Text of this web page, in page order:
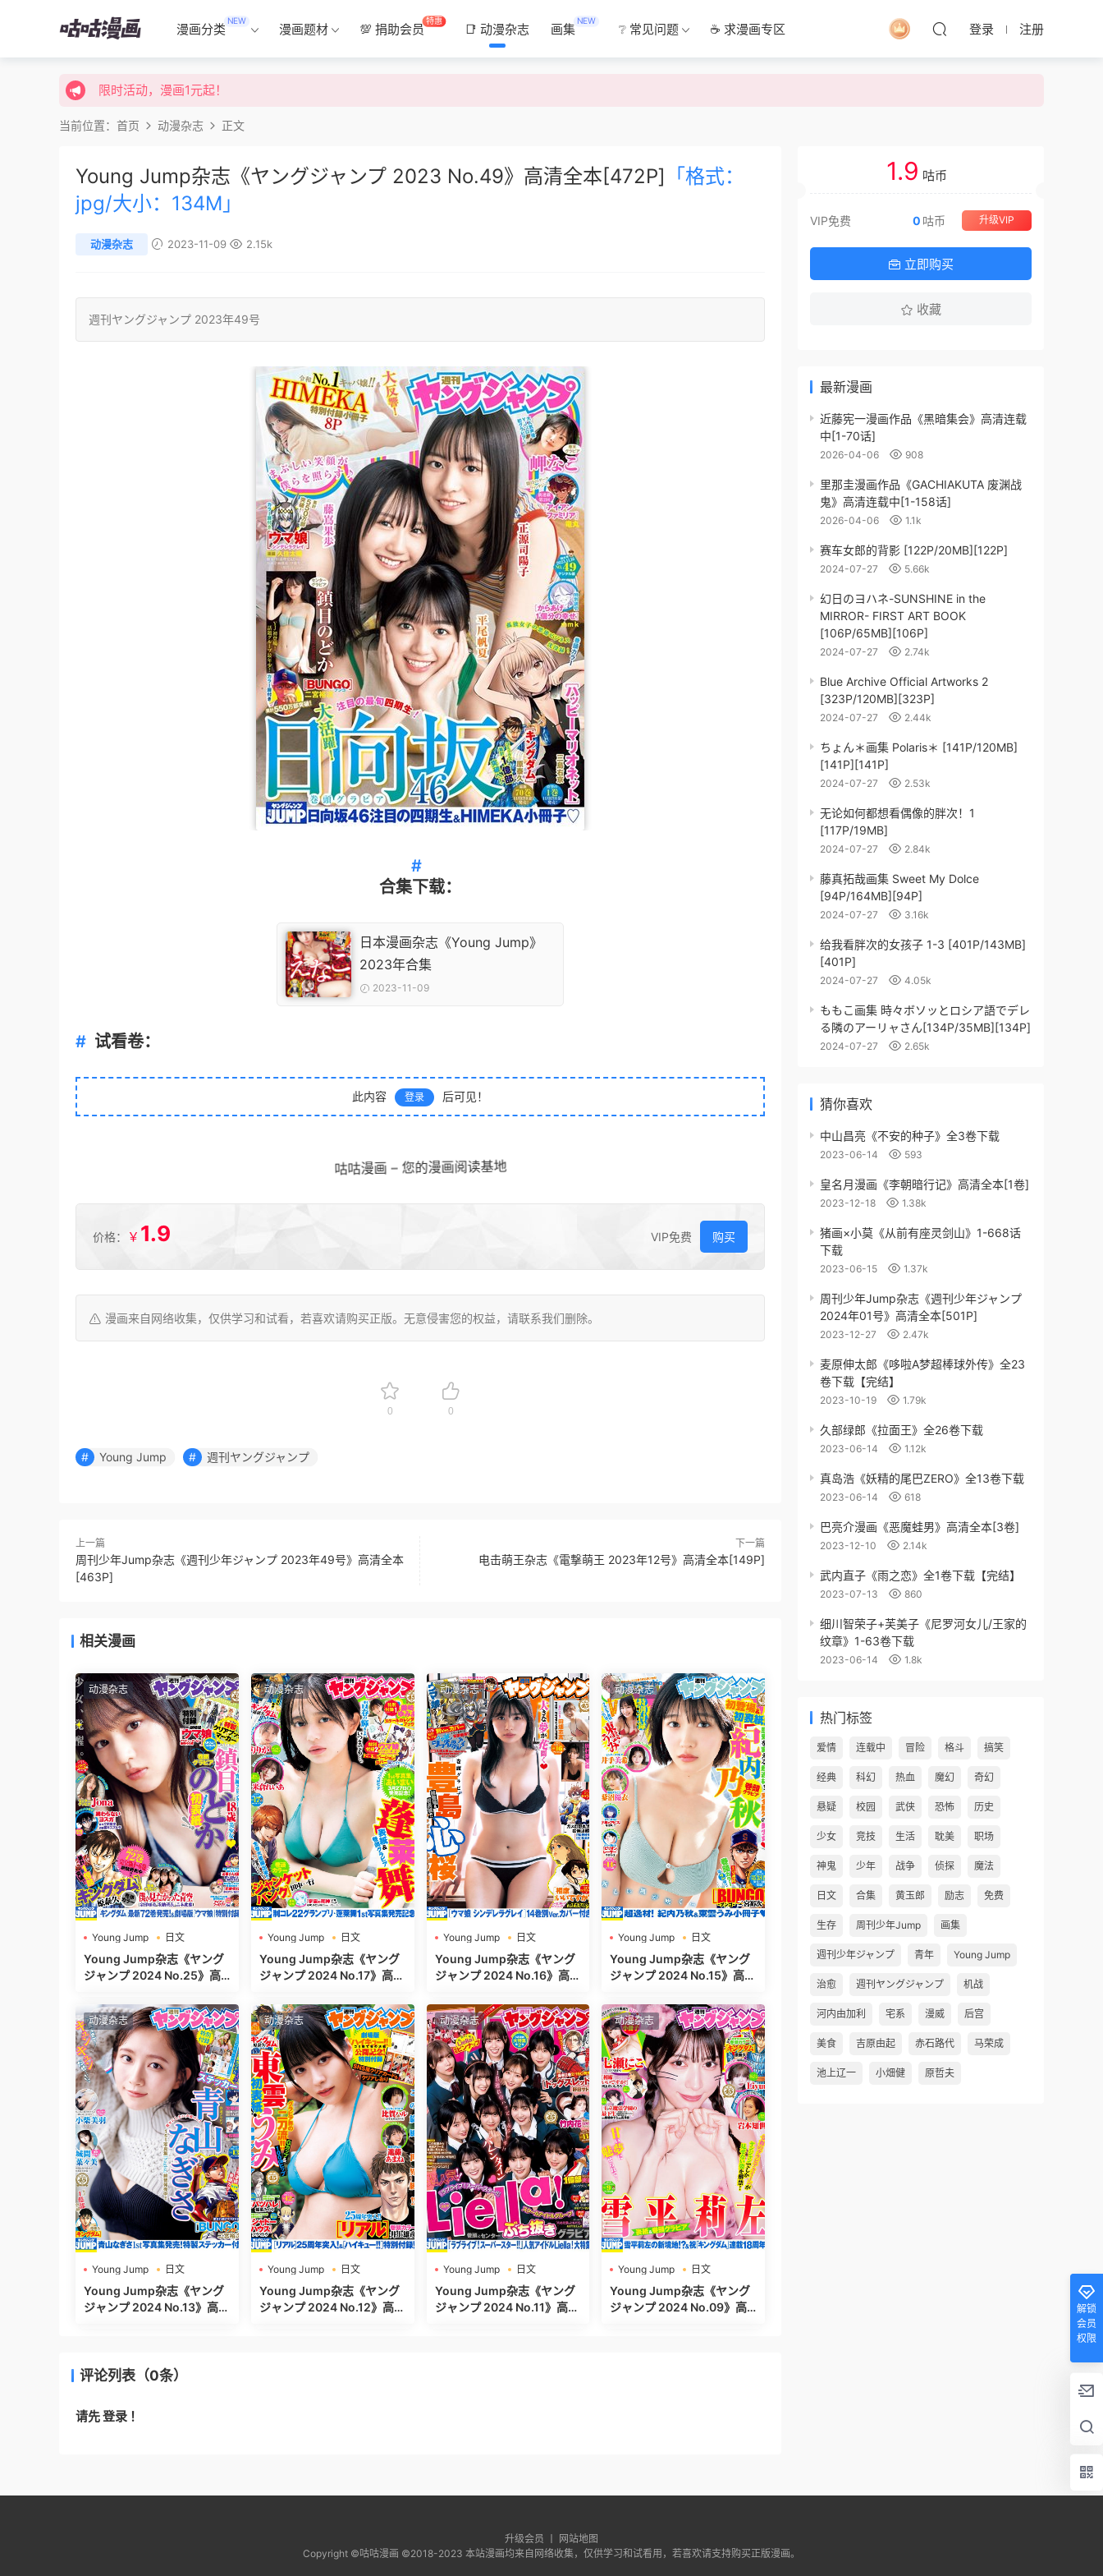
漫画分类
NEW
漫画题材 💯 捐助会员
特惠
📑 动漫杂志 画集
NEW
❔ 常见问题 ☕ 求漫画专区 登录 注册
限时活动，漫画1元起！
限时特价购买终身会员享受全站免费体验！
限时活动，漫画1元起！
限时特价购买终身会员享受全站免费体验！
当前位置： 首页 动漫杂志 正文
Young Jump杂志《ヤングジャンプ 2023 No.49》高清全本[472P]
「格式：
jpg/大小：134M」
动漫杂志 2023-11-09 2.15k
週刊ヤングジャンプ 2023年49号
合集下载：
日本漫画杂志《Young Jump》
2023年合集
2023-11-09
试看卷：
此内容 登录 后可见！
咕咕漫画 – 您的漫画阅读基地
价格： ￥1.9 VIP免费 购买
漫画来自网络收集，仅供学习和试看，若喜欢请购买正版。无意侵害您的权益，请联系我们删除。
0 0
Young Jump 週刊ヤングジャンプ
上一篇
周刊少年Jump杂志《週刊少年ジャンプ 2023年49号》高清全本
[463P]
下一篇
电击萌王杂志《電撃萌王 2023年12号》高清全本[149P]
相关漫画
动漫杂志
Young Jump
日文
週刊ヤングジャンプ
Young Jump杂志《ヤング
ジャンプ 2024 No.25》高
动漫杂志
Young Jump
日文
週刊ヤングジャンプ
Young Jump杂志《ヤング
ジャンプ 2024 No.17》高清
动漫杂志
Young Jump
日文
週刊ヤングジャンプ
Young Jump杂志《ヤング
ジャンプ 2024 No.16》高清
动漫杂志
Young Jump
日文
週刊ヤングジャンプ
Young Jump杂志《ヤング
ジャンプ 2024 No.15》高清
动漫杂志
Young Jump
日文
週刊ヤングジャンプ
Young Jump杂志《ヤング
ジャンプ 2024 No.13》高清
动漫杂志
Young Jump
日文
週刊ヤングジャンプ
Young Jump杂志《ヤング
ジャンプ 2024 No.12》高清
动漫杂志
Young Jump
日文
週刊ヤングジャンプ
Young Jump杂志《ヤング
ジャンプ 2024 No.11》高清
动漫杂志
Young Jump
日文
週刊ヤングジャンプ
Young Jump杂志《ヤング
ジャンプ 2024 No.09》高
评论列表（0条）
请先登录 ！
1.9 咕币
VIP免费 升级VIP
0 咕币
立即购买
收藏
最新漫画
近藤宪一漫画作品《黑暗集会》高清连载
中[1-70话]
2026-04-06 908
里那圭漫画作品《GACHIAKUTA 废渊战
鬼》高清连载中[1-158话]
2026-04-06 1.1k
赛车女郎的背影 [122P/20MB][122P]
2024-07-27 5.66k
幻日のヨハネ-SUNSHINE in the
MIRROR- FIRST ART BOOK
[106P/65MB][106P]
2024-07-27 2.74k
Blue Archive Official Artworks 2
[323P/120MB][323P]
2024-07-27 2.44k
ちょん＊画集 Polaris＊ [141P/120MB]
[141P][141P]
2024-07-27 2.53k
无论如何都想看偶像的胖次！1
[117P/19MB]
2024-07-27 2.84k
藤真拓哉画集 Sweet My Dolce
[94P/164MB][94P]
2024-07-27 3.16k
给我看胖次的女孩子 1-3 [401P/143MB]
[401P]
2024-07-27 4.05k
ももこ画集 時々ボソッとロシア語でデレ
る隣のアーリャさん[134P/35MB][134P]
2024-07-27 2.65k
猜你喜欢
中山昌亮《不安的种子》全3卷下载
2023-06-14 593
皇名月漫画《李朝暗行记》高清全本[1卷]
2023-12-18 1.38k
猪画×小莫《从前有座灵剑山》1-668话
下载
2023-06-15 1.37k
周刊少年Jump杂志《週刊少年ジャンプ
2024年01号》高清全本[501P]
2023-12-27 2.47k
麦原伸太郎《哆啦A梦超棒球外传》全23
卷下载【完结】
2023-10-19 1.79k
久部绿郎《拉面王》全26卷下载
2023-06-14 1.12k
真岛浩《妖精的尾巴ZERO》全13卷下载
2023-06-14 618
巴亮介漫画《恶魔蛙男》高清全本[3卷]
2023-12-10 2.14k
武内直子《雨之恋》全1卷下载【完结】
2023-07-13 860
细川智荣子+芙美子《尼罗河女儿/王家的
纹章》1-63卷下载
2023-06-14 1.8k
热门标签
爱情 连载中 冒险 格斗 搞笑
经典 科幻 热血 魔幻 奇幻
悬疑 校园 武侠 恐怖 历史
少女 竞技 生活 耽美 职场
神鬼 少年 战争 侦探 魔法
日文 合集 黄玉郎 励志 免费
生存 周刊少年Jump 画集
週刊少年ジャンプ 青年 Young Jump
治愈 週刊ヤングジャンプ 机战
河内由加利 宅系 漫威 后宫
美食 吉原由起 赤石路代 马荣成
池上辽一 小畑健 原哲夫
升级会员 丨 网站地图
Copyright ©咕咕漫画 ©2018-2023 本站漫画均来自网络收集，仅供学习和试看用，若喜欢请支持购买正版漫画。
解锁
会员
权限